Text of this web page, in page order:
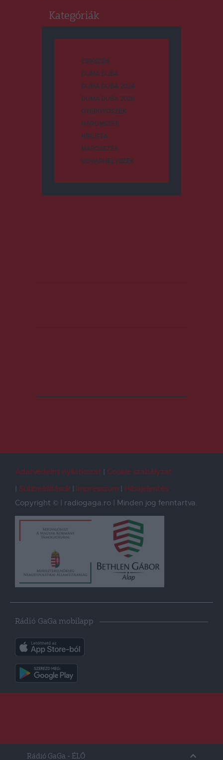
Kategóriák
CSÍKSZÉK
DUMA DUBA
DUMA DUBA 2024
DUMA DUBA 2026
GYERGYÓSZÉK
HÁROMSZÉK
HÍRLISTA
MAROSSZÉK
UDVARHELYSZÉK
Adatvédelmi nyilatkozat
Cookie szabályzat
Sütibeállítások
Impresszum
Hibajelentés
Copyright © | radiogaga.ro | Minden jog fenntartva.
Rádió GaGa mobilapp
Rádió GaGa - ÉLŐ